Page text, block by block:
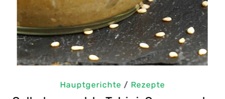
Hauptgerichte / Rezepte